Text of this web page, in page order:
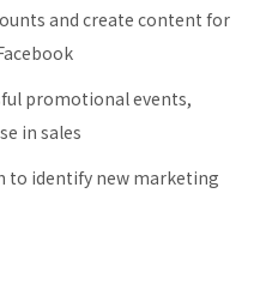
and create content for
promotional events,
in sales
to identify new marketing